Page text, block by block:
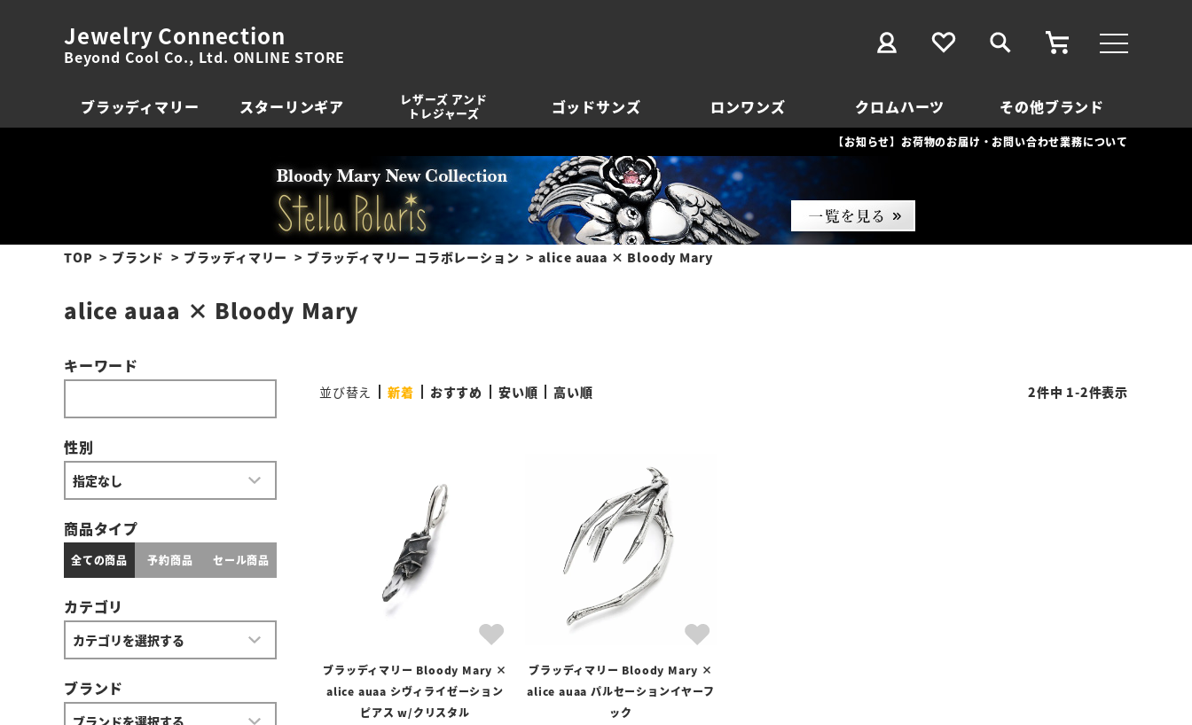
Jewelry Connection
Beyond Cool Co., Ltd. ONLINE STORE
ブラッディマリー スターリンギア
レザーズ アンド
トレジャーズ
ゴッドサンズ ロンワンズ クロムハーツ その他ブランド
【お知らせ】お荷物のお届け・お問い合わせ業務について
TOP ブランド ブラッディマリー ブラッディマリー コラボレーション alice auaa × Bloody Mary
alice auaa × Bloody Mary
キーワード
性別
商品タイプ
全ての商品 予約商品 セール商品
カテゴリ
ブランド
並び替え 新着 おすすめ 安い順 高い順 2件中 1-2件表示
ブラッディマリー Bloody Mary ×
alice auaa シヴィライゼーション
ピアス w/クリスタル
ブラッディマリー Bloody Mary ×
alice auaa パルセーションイヤーフ
ック